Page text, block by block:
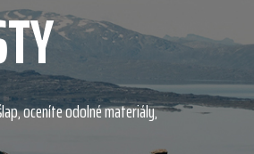
oceníte odolné materiály,